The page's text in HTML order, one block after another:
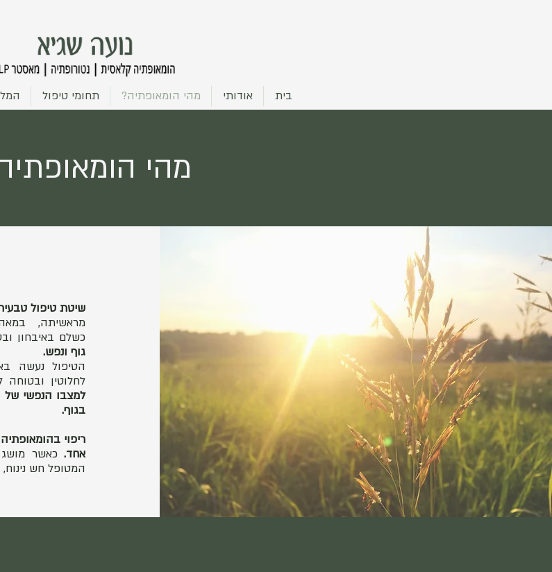
בית אודותי מהי הומאופתיה? תחומי טיפול
מהי
שיטת טיפול
מראשיתה,
כשלם באיבחון
גוף ונפש.
הטיפול נעשה
לחלוטין ובטוחה
למצבו הנפשי
בגוף.
ריפוי
אחד.כאשר
המטופל חש נינוח,